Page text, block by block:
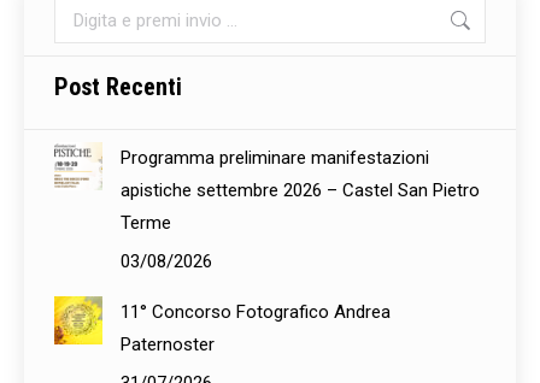
Cerca:
Post Recenti
Programma preliminare manifestazioni
apistiche settembre 2026 – Castel San Pietro
Terme
03/08/2026
11° Concorso Fotografico Andrea
Paternoster